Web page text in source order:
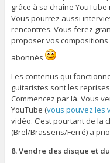
grâce à sa chaîne
Vous pourrez aussi
rencontres. Vous ferez
proposer vos
abonnés
Les contenus qui
guitaristes sont les
Commencez par là. Vous
YouTube (vous pouvez les
vidéo. C’est pourtant de la
(Brel/Brassens/Ferré) a
8. Vendre des disque et